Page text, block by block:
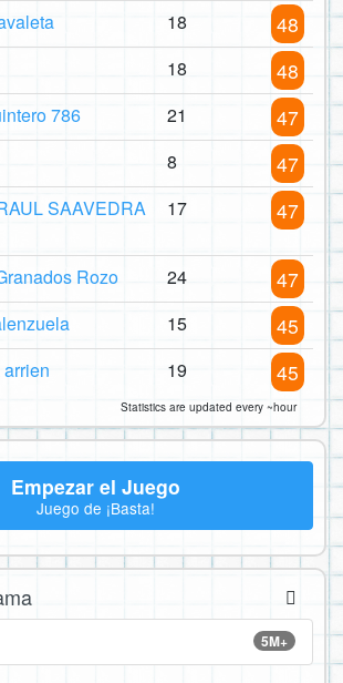
18 48
18 48
786 21 47
8 47
SAAVEDRA
17 47
Rozo 24 47
15 45
19 45
Statistics are updated every ~hour
Empezar el Juego
Juego de ¡Basta!
5M+